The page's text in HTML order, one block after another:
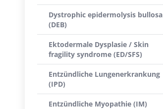
Dystrophic epidermolysis bullosa
(DEB)
Ektodermale Dysplasie / Skin
fragility syndrome (ED/SFS)
Entzündliche Lungenerkrankung
(IPD)
Entzündliche Myopathie (IM)